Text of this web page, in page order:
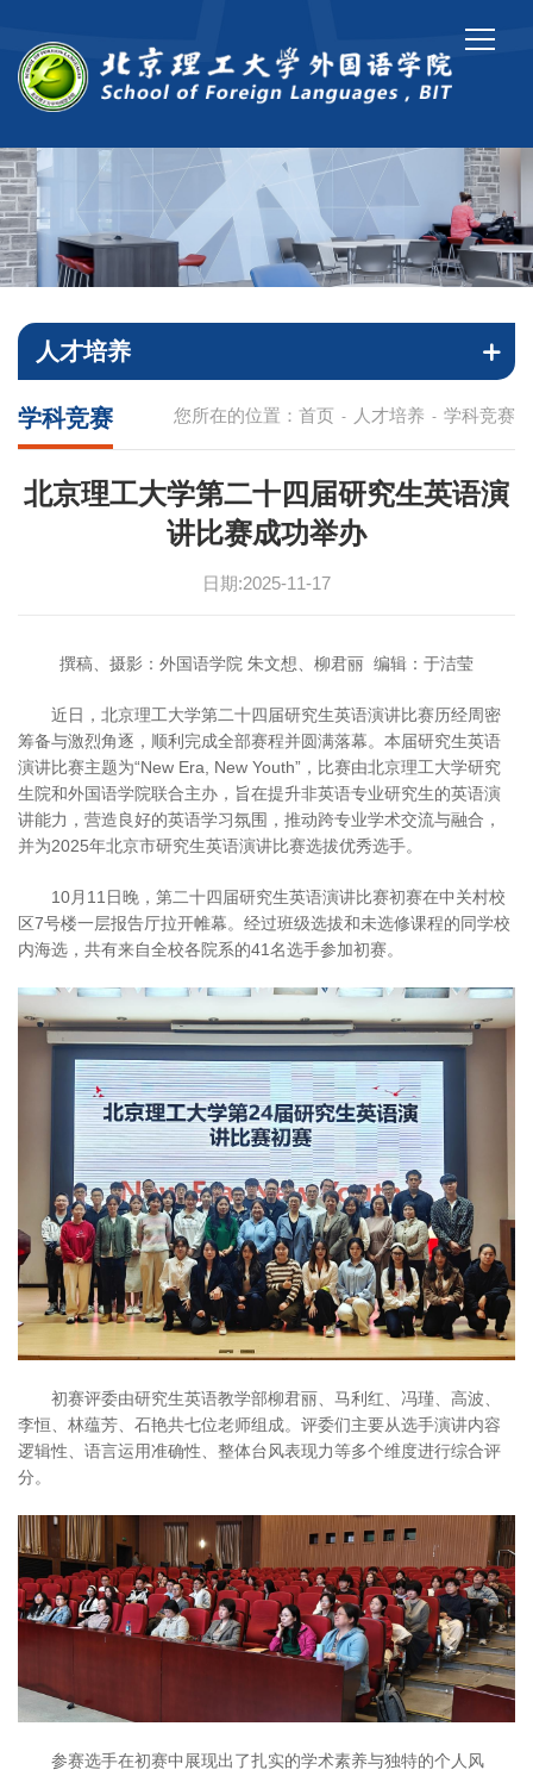
人才培养
您所在的位置： 首页 - 人才培养 - 学科竞赛
学科竞赛
北京理工大学第二十四届研究生英语演
讲比赛成功举办
日期:2025-11-17
撰稿、摄影：外国语学院 朱文想、柳君丽 编辑：于洁莹
近日，北京理工大学第二十四届研究生英语演讲比赛历经周密
筹备与激烈角逐，顺利完成全部赛程并圆满落幕。本届研究生英语
演讲比赛主题为“New Era, New Youth”，比赛由北京理工大学研究
生院和外国语学院联合主办，旨在提升非英语专业研究生的英语演
讲能力，营造良好的英语学习氛围，推动跨专业学术交流与融合，
并为2025年北京市研究生英语演讲比赛选拔优秀选手。
10月11日晚，第二十四届研究生英语演讲比赛初赛在中关村校
区7号楼一层报告厅拉开帷幕。经过班级选拔和未选修课程的同学校
内海选，共有来自全校各院系的41名选手参加初赛。
初赛评委由研究生英语教学部柳君丽、马利红、冯瑾、高波、
李恒、林蕴芳、石艳共七位老师组成。评委们主要从选手演讲内容
逻辑性、语言运用准确性、整体台风表现力等多个维度进行综合评
分。
参赛选手在初赛中展现出了扎实的学术素养与独特的个人风